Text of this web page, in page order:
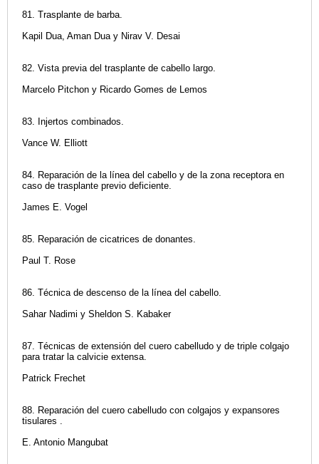
81. Trasplante de barba.
Kapil Dua, Aman Dua y Nirav V. Desai
82. Vista previa del trasplante de cabello largo.
Marcelo Pitchon y Ricardo Gomes de Lemos
83. Injertos combinados.
Vance W. Elliott
84. Reparación de la línea del cabello y de la zona receptora en
caso de trasplante previo deficiente.
James E. Vogel
85. Reparación de cicatrices de donantes.
Paul T. Rose
86. Técnica de descenso de la línea del cabello.
Sahar Nadimi y Sheldon S. Kabaker
87. Técnicas de extensión del cuero cabelludo y de triple colgajo
para tratar la calvicie extensa.
Patrick Frechet
88. Reparación del cuero cabelludo con colgajos y expansores
tisulares .
E. Antonio Mangubat